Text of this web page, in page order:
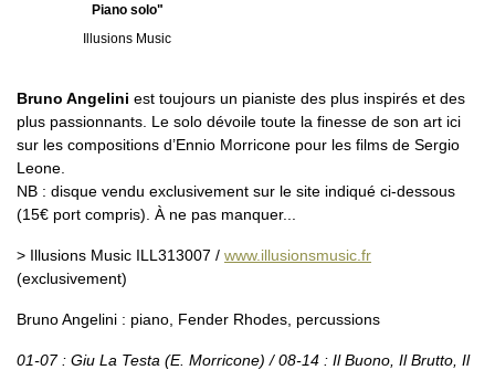
Piano solo"
Illusions Music
Bruno Angelini est toujours un pianiste des plus inspirés et des
plus passionnants. Le solo dévoile toute la finesse de son art ici
sur les compositions d’Ennio Morricone pour les films de Sergio
Leone.
NB : disque vendu exclusivement sur le site indiqué ci-dessous
(15€ port compris). À ne pas manquer...
> Illusions Music ILL313007 / www.illusionsmusic.fr
(exclusivement)
Bruno Angelini : piano, Fender Rhodes, percussions
01-07 : Giu La Testa (E. Morricone) / 08-14 : Il Buono, Il Brutto, Il